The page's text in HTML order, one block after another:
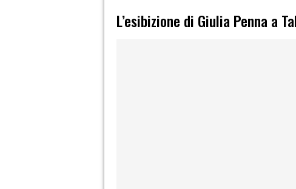
L’esibizione di Giulia Penna a